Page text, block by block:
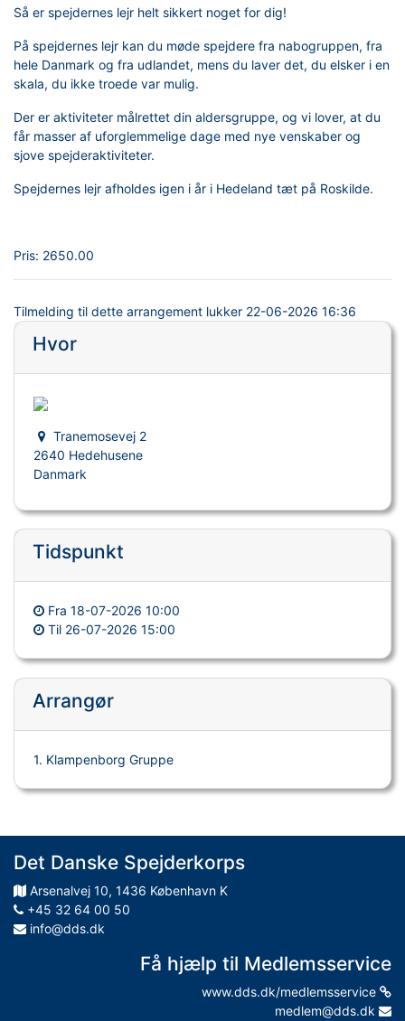
Så er spejdernes lejr helt sikkert noget for dig!
På spejdernes lejr kan du møde spejdere fra nabogruppen, fra
hele Danmark og fra udlandet, mens du laver det, du elsker i en
skala, du ikke troede var mulig.
Der er aktiviteter målrettet din aldersgruppe, og vi lover, at du
får masser af uforglemmelige dage med nye venskaber og
sjove spejderaktiviteter.
Spejdernes lejr afholdes igen i år i Hedeland tæt på Roskilde.
Pris: 2650.00
Tilmelding til dette arrangement lukker 22-06-2026 16:36
Hvor
Tranemosevej 2
2640 Hedehusene
Danmark
Tidspunkt
Fra 18-07-2026 10:00
Til 26-07-2026 15:00
Arrangør
1. Klampenborg Gruppe
Det Danske Spejderkorps
Arsenalvej 10, 1436 København K
+45 32 64 00 50
info@dds.dk
Få hjælp til Medlemsservice
www.dds.dk/medlemsservice
medlem@dds.dk